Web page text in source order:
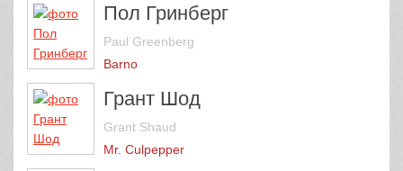
Пол Гринберг
Paul Greenberg
Barno
Грант Шод
Grant Shaud
Mr. Culpepper